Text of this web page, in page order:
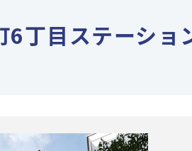
丁目ステーショ